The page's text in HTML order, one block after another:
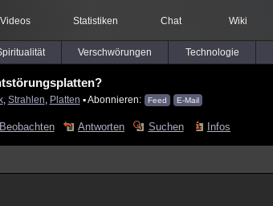
Videos Statistiken Chat Wiki
Verschwörungen Technologie
, Strahlen Platten ▪ Abonnieren: Feed E-Mail
Beobachten Antworten Suchen Infos